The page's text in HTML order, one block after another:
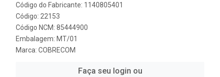
Código do Fabricante: 1140805401
Código: 22153
Código NCM: 85444900
Embalagem: MT/01
Marca: COBRECOM
Faça seu login ou